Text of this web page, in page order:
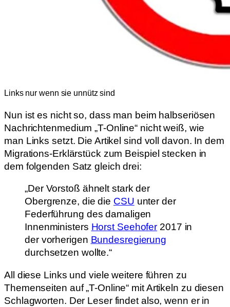
Links nur wenn sie unnütz sind
Nun ist es nicht so, dass man beim halbseriösen
Nachrichtenmedium „T-Online“ nicht weiß, wie
man Links setzt. Die Artikel sind voll davon. In dem
Migrations-Erklärstück zum Beispiel stecken in
dem folgenden Satz gleich drei:
„Der Vorstoß ähnelt stark der
Obergrenze, die die CSU unter der
Federführung des damaligen
Innenministers Horst Seehofer 2017 in
der vorherigen Bundesregierung
durchsetzen wollte.“
All diese Links und viele weitere führen zu
Themenseiten auf „T-Online“ mit Artikeln zu diesen
Schlagworten. Der Leser findet also, wenn er in